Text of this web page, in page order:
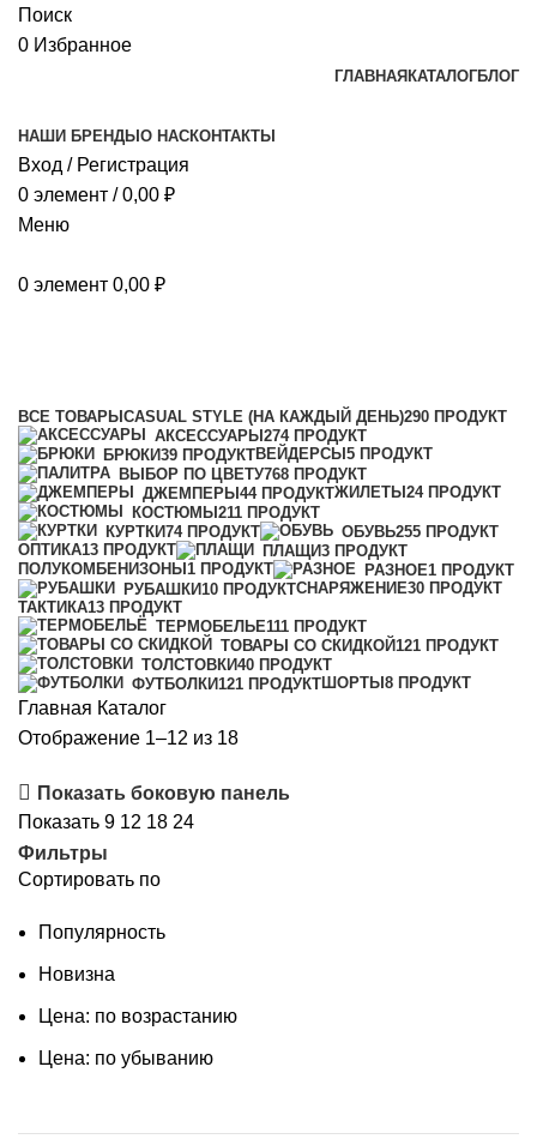
Поиск
0 Избранное
ГЛАВНАЯ КАТАЛОГБЛОГ
НАШИ БРЕНДЫ О НАСКОНТАКТЫ
Вход / Регистрация
0 элемент / 0,00 ₽
Меню
0 элемент 0,00 ₽
ВСЕ ТОВАРЫ CASUAL STYLE (НА КАЖДЫЙ ДЕНЬ)290 ПРОДУКТ
АКСЕССУАРЫ274 ПРОДУКТ
БРЮКИ39 ПРОДУКТВЕЙДЕРСЫ 5 ПРОДУКТ
ВЫБОР ПО ЦВЕТУ768 ПРОДУКТ
ДЖЕМПЕРЫ44 ПРОДУКТЖИЛЕТЫ 24 ПРОДУКТ
КОСТЮМЫ211 ПРОДУКТ
КУРТКИ74 ПРОДУКТ ОБУВЬ255 ПРОДУКТ
ОПТИКА13 ПРОДУКТ ПЛАЩИ3 ПРОДУКТ
ПОЛУКОМБЕНИЗОНЫ 1 ПРОДУКТ РАЗНОЕ1 ПРОДУКТ
РУБАШКИ10 ПРОДУКТСНАРЯЖЕНИЕ30 ПРОДУКТ
ТАКТИКА13 ПРОДУКТ
ТЕРМОБЕЛЬЕ111 ПРОДУКТ
ТОВАРЫ СО СКИДКОЙ121 ПРОДУКТ
ТОЛСТОВКИ40 ПРОДУКТ
ФУТБОЛКИ121 ПРОДУКТШОРТЫ 8 ПРОДУКТ
Главная Каталог
Отображение 1–12 из 18Сортировка:
недавние
Показать боковую панель
Показать 9 12 18 24
Фильтры
Сортировать по
Популярность
Новизна
Цена: по возрастанию
Цена: по убыванию